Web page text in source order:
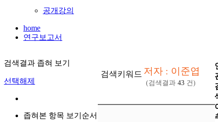
공개강의
home
연구보고서
검색결과 좁혀 보기
선택해제
좁혀본 항목 보기순서
검색키워드 저자 : 이준엽
(검색결과 43 건)